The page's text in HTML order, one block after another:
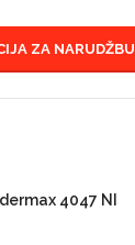
ZA NARUDŽBU
4047 NI